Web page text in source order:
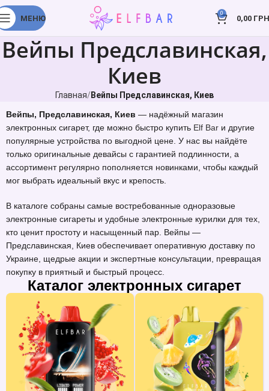
МЕНЮ
0
0,00
Вейпы Предславинская,
Киев
Главная
Вейпы Предславинская, Киев
Вейпы, Предславинская, Киев — надёжный магазин
электронных сигарет, где можно быстро купить Elf Bar и другие
популярные устройства по выгодной цене. У нас вы найдёте
только оригинальные девайсы с гарантией подлинности, а
ассортимент регулярно пополняется новинками, чтобы каждый
мог выбрать идеальный вкус и крепость.
В каталоге собраны самые востребованные одноразовые
электронные сигареты и удобные электронные курилки для тех,
кто ценит простоту и насыщенный пар. Вейпы —
Предславинская, Киев обеспечивает оперативную доставку по
Украине, щедрые акции и экспертные консультации, превращая
покупку в приятный и быстрый процесс.
Каталог электронных сигарет